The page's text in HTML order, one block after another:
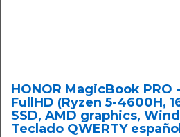
HONOR MagicBook PRO
FullHD (Ryzen 5-4600H,
SSD, AMD graphics,
Teclado QWERTY español